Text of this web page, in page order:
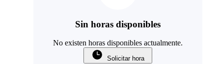
Sin horas disponibles
No existen horas disponibles actualmente.
Solicitar hora